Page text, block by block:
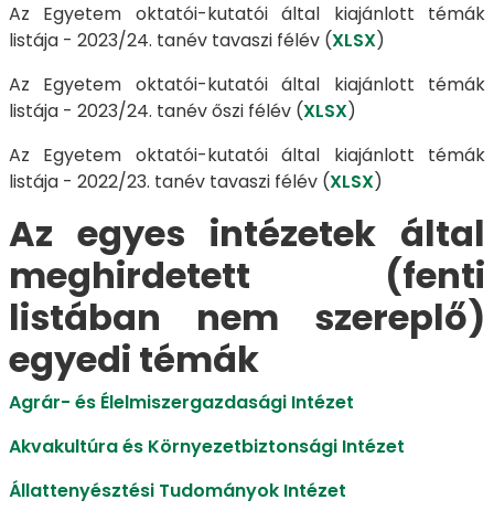
Az Egyetem oktatói-kutatói által kiajánlott témák
listája - 2023/24. tanév tavaszi félév (XLSX)
Az Egyetem oktatói-kutatói által kiajánlott témák
listája - 2023/24. tanév őszi félév (XLSX)
Az Egyetem oktatói-kutatói által kiajánlott témák
listája - 2022/23. tanév tavaszi félév (XLSX)
Az egyes intézetek által
meghirdetett (fenti
listában nem szereplő)
egyedi témák
Agrár- és Élelmiszergazdasági Intézet
Akvakultúra és Környezetbiztonsági Intézet
Állattenyésztési Tudományok Intézet